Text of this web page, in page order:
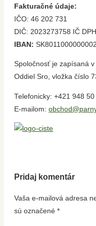
Fakturačné údaje:
IČO: 46 202 731
DIČ: 2023273758 IČ
IBAN:
Spoločnosť je zapísaná
Oddiel Sro, vložka číslo
Telefonicky: +421 948 50
E-mailom:
Pridaj komentár
Vaša e-mailová adresa
sú označené*